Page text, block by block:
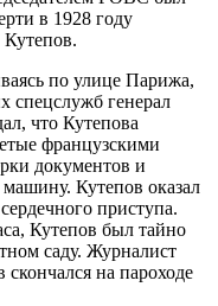
в 1928 году
по улице Парижа,
спецслужб генерал
что Кутепова
французскими
документов и
Кутепов оказал
приступа.
Кутепов был тайно
саду. Журналист
на пароходе